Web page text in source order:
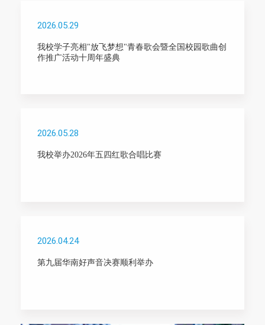
2026.05.29
我校学子亮相"放飞梦想"青春歌会暨全国校园歌曲创
作推广活动十周年盛典
2026.05.28
我校举办2026年五四红歌合唱比赛
2026.04.24
第九届华南好声音决赛顺利举办